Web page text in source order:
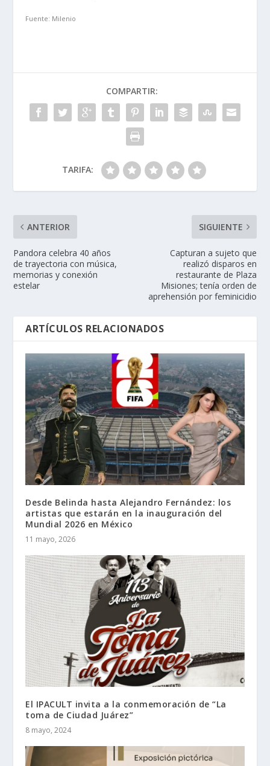
Fuente: Milenio
COMPARTIR:
TARIFA:
ANTERIOR
Pandora celebra 40 años
de trayectoria con música,
memorias y conexión
estelar
SIGUIENTE
Capturan a sujeto que
realizó disparos en
restaurante de Plaza
Misiones; tenía orden de
aprehensión por feminicidio
ARTÍCULOS RELACIONADOS
Desde Belinda hasta Alejandro Fernández: los
artistas que estarán en la inauguración del
Mundial 2026 en México
11 mayo, 2026
El IPACULT invita a la conmemoración de “La
toma de Ciudad Juárez”
8 mayo, 2024